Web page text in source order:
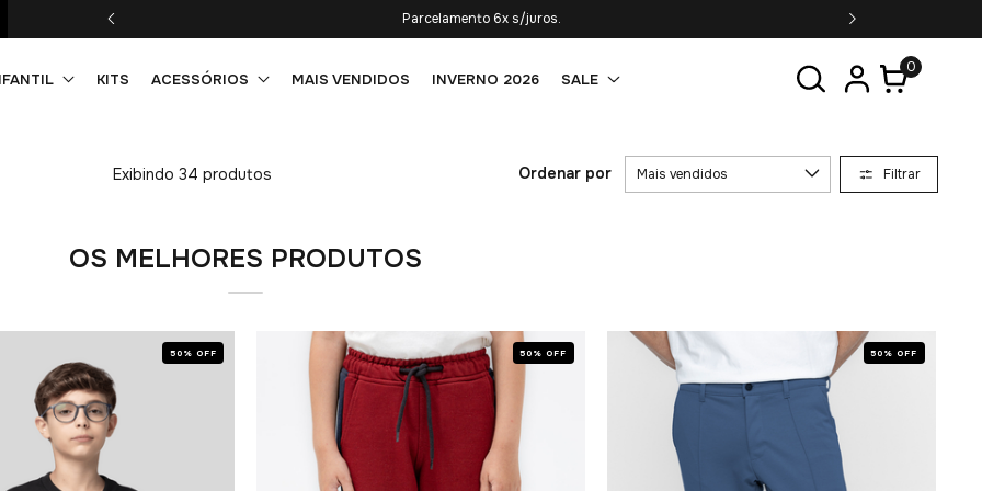
Parcelamento 6x s/juros.
KITS ACESSÓRIOS MAIS VENDIDOS INVERNO 2026 SALE
0
Exibindo 34 produtos Ordenar por Filtrar
OS MELHORES PRODUTOS
50% OFF 50% OFF 50% OFF